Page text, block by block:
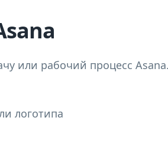
или рабочий процесс Asana.
логотипа